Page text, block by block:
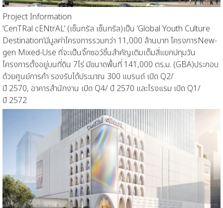
Project Information
‘CenTRal cENtrAL’ (เซ็นทรัล เซ็นทรัล)เป็น ‘Global Youth Culture
Destination’มีมูลค่าโครงการรวมกว่า 11,000 ล้านบาท โครงการNew-
gen Mixed-Use ที่จะเป็นจิ๊กซอว์ชิ้นสำคัญเติมเต็มสี่แยกปทุมวัน
โครงการตั้งอยู่บนที่ดิน 7ไร่ มีขนาดพื้นที่ 141,000 ตร.ม. (GBA)ประกอบ
ด้วยศูนย์การค้า รองรับได้ประมาณ 300 แบรนด์ เปิด Q2/
ปี 2570, อาคารสำนักงาน เปิด Q4/ ปี 2570 และโรงแรม เปิด Q1/
ปี 2572